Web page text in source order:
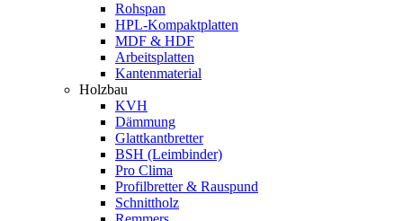
Rohspan
HPL-Kompaktplatten
MDF & HDF
Arbeitsplatten
Kantenmaterial
Holzbau
KVH
Dämmung
Glattkantbretter
BSH (Leimbinder)
Pro Clima
Profilbretter & Rauspund
Schnittholz